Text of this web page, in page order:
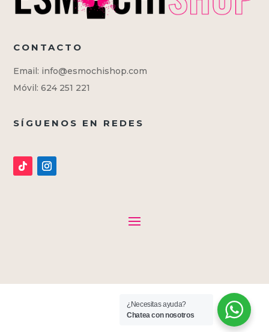
CONTACTO
Email: info@esmochishop.com
Móvil: 624 251 221
SÍGUENOS EN REDES
¿Necesitas ayuda?
Chatea con nosotros